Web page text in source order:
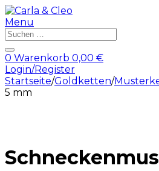
Menu
Products
search
0 Warenkorb 0,00 €
Login/Register
Startseite/Goldketten/
5 mm